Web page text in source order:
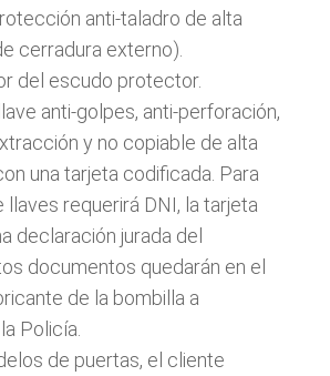
anti-taladro de alta
cerradura externo).
del escudo protector.
anti-golpes, anti-perforación,
y no copiable de alta
una tarjeta codificada. Para
llaves requerirá DNI, la tarjeta
declaración jurada del
documentos quedarán en el
de la bombilla a
Policía.
de puertas, el cliente